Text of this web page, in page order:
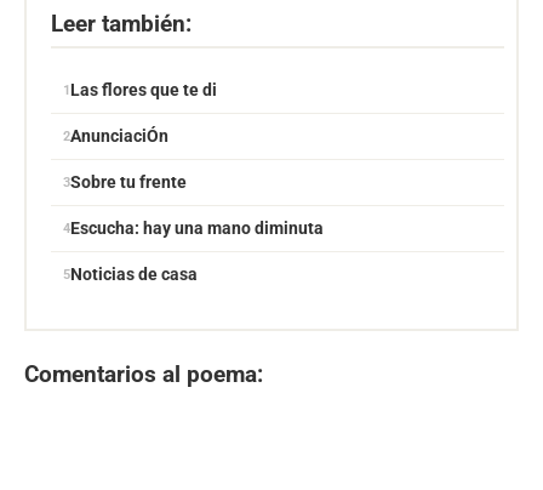
Leer también:
Las flores que te di
AnunciaciÓn
Sobre tu frente
Escucha: hay una mano diminuta
Noticias de casa
Comentarios al poema: